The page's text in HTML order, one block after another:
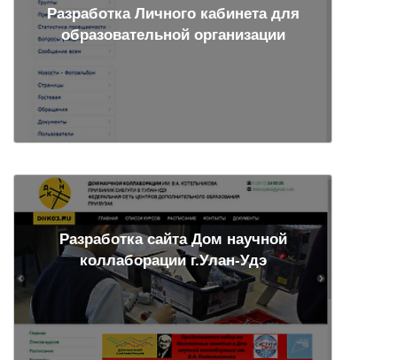
Разработка Личного кабинета для
образовательной организации
Разработка сайта Дом научной
коллаборации г.Улан-Удэ